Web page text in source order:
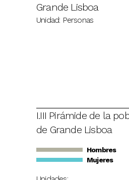
Grande Lisboa
Unidad: Personas
I.III Pirámide de la
de Grande Lisboa
Hombres
Mujeres